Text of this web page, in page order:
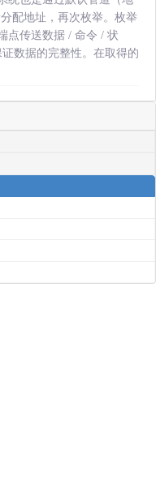
配地址，再次枚举。枚举
点传送数据 / 命令 / 状
数据的完整性。在取得的